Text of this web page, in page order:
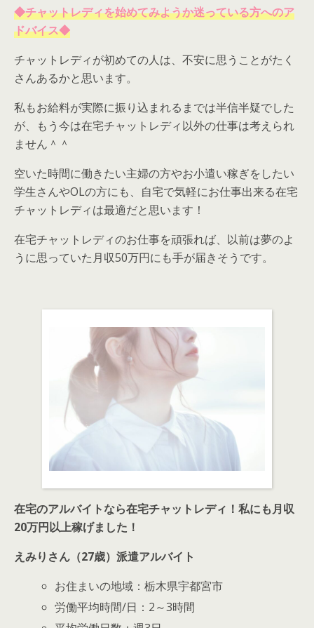
◆チャットレディを始めてみようか迷っている方へのア
ドバイス◆
チャットレディが初めての人は、不安に思うことがたく
さんあるかと思います。
私もお給料が実際に振り込まれるまでは半信半疑でした
が、もう今は在宅チャットレディ以外の仕事は考えられ
ません＾＾
空いた時間に働きたい主婦の方やお小遣い稼ぎをしたい
学生さんやOLの方にも、自宅で気軽にお仕事出来る在宅
チャットレディは最適だと思います！
在宅チャットレディのお仕事を頑張れば、以前は夢のよ
うに思っていた月収50万円にも手が届きそうです。
在宅のアルバイトなら在宅チャットレディ！私にも月収
20万円以上稼げました！
えみりさん（27歳）派遣アルバイト
お住まいの地域：栃木県宇都宮市
労働平均時間/日：2～3時間